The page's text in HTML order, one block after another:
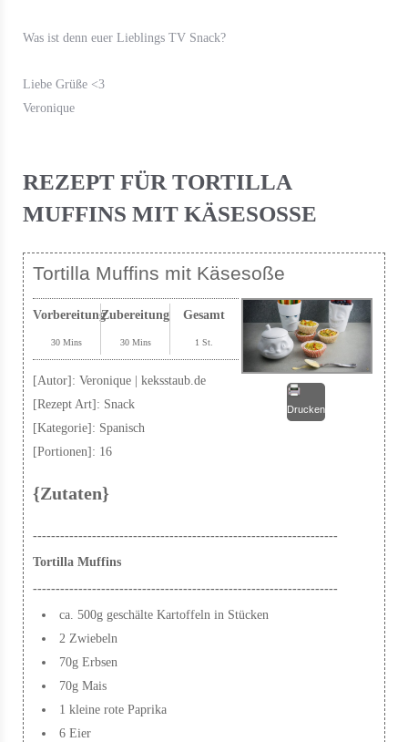
Was ist denn euer Lieblings TV Snack?
Liebe Grüße <3
Veronique
REZEPT FÜR TORTILLA
MUFFINS MIT KÄSESOSSE
Tortilla Muffins mit Käsesoße
Drucken
Vorbereitung
30 Mins
Zubereitung
30 Mins
Gesamt
1 St.
[Autor]: Veronique | keksstaub.de
[Rezept Art]: Snack
[Kategorie]: Spanisch
[Portionen]: 16
{Zutaten}
-------------------------------------------------------------------
Tortilla Muffins
-------------------------------------------------------------------
ca. 500g geschälte Kartoffeln in Stücken
2 Zwiebeln
70g Erbsen
70g Mais
1 kleine rote Paprika
6 Eier